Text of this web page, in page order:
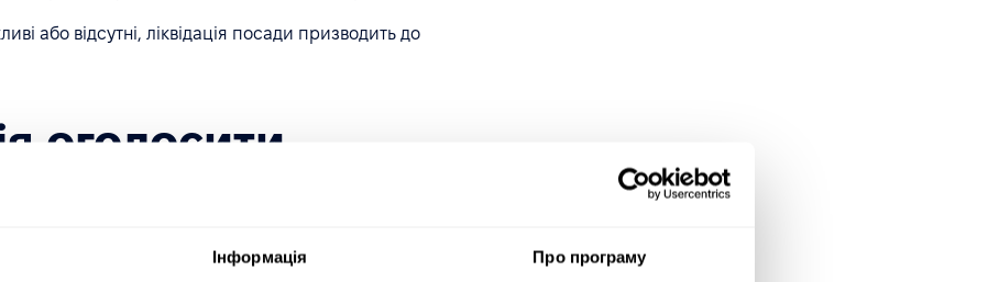
Інформація Про програму
або відсутні, ліквідація посади призводить до
оголосити
а потім найняти